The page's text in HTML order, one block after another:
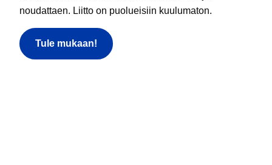
noudattaen. Liitto on puolueisiin kuulumaton.
Tule mukaan!